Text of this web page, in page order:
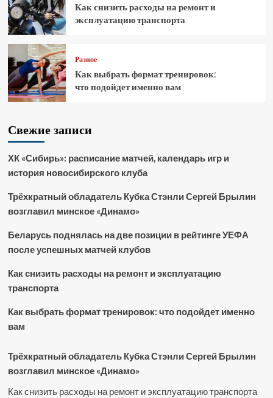
Как снизить расходы на ремонт и
эксплуатацию транспорта
Разное
Как выбрать формат тренировок:
что подойдет именно вам
Свежие записи
ХК «Сибирь»: расписание матчей, календарь игр и
история новосибирского клуба
Трёхкратный обладатель Кубка Стэнли Сергей Брылин
возглавил минское «Динамо»
Беларусь поднялась на две позиции в рейтинге УЕФА
после успешных матчей клубов
Как снизить расходы на ремонт и эксплуатацию
транспорта
Как выбрать формат тренировок: что подойдет именно
вам
Трёхкратный обладатель Кубка Стэнли Сергей Брылин
возглавил минское «Динамо»
Как снизить расходы на ремонт и эксплуатацию транспорта